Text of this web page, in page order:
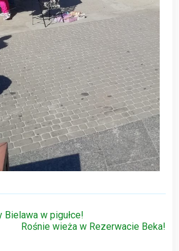
w pigułce!
Rośnie wieża w Rezerwacie Beka!